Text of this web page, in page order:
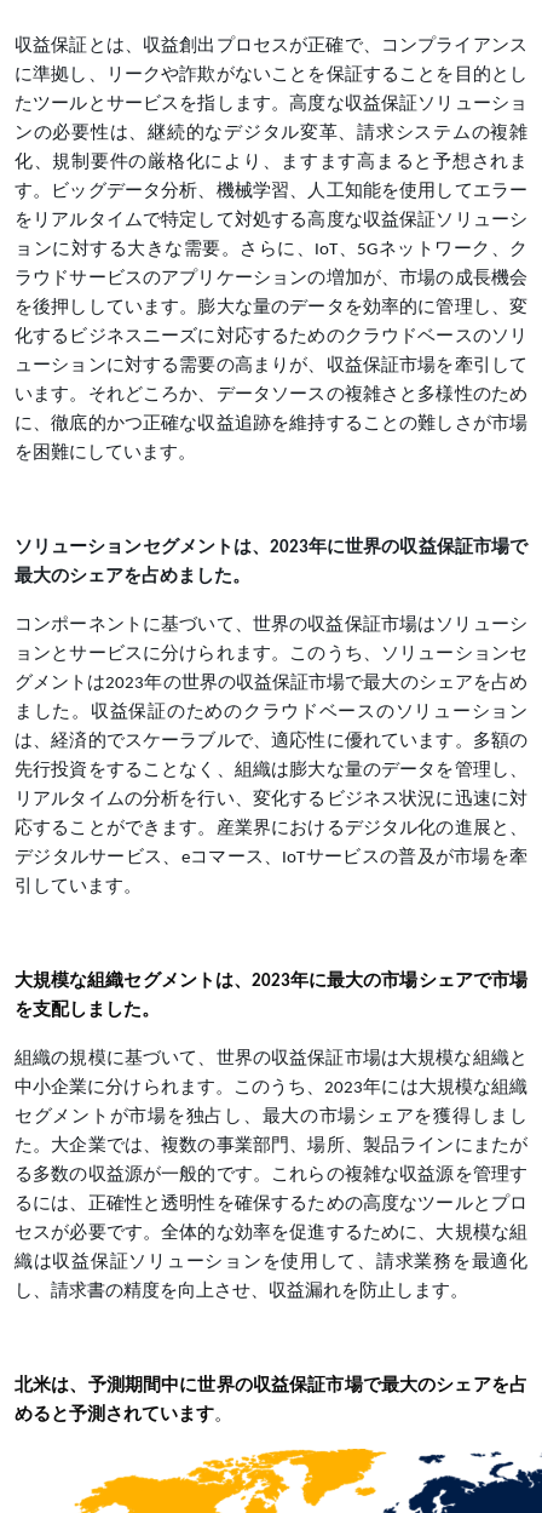
収益保証とは、収益創出プロセスが正確で、コンプライアンス
に準拠し、リークや詐欺がないことを保証することを目的とし
たツールとサービスを指します。高度な収益保証ソリューショ
ンの必要性は、継続的なデジタル変革、請求システムの複雑
化、規制要件の厳格化により、ますます高まると予想されま
す。ビッグデータ分析、機械学習、人工知能を使用してエラー
をリアルタイムで特定して対処する高度な収益保証ソリューシ
ョンに対する大きな需要。さらに、IoT、5Gネットワーク、ク
ラウドサービスのアプリケーションの増加が、市場の成長機会
を後押ししています。膨大な量のデータを効率的に管理し、変
化するビジネスニーズに対応するためのクラウドベースのソリ
ューションに対する需要の高まりが、収益保証市場を牽引して
います。それどころか、データソースの複雑さと多様性のため
に、徹底的かつ正確な収益追跡を維持することの難しさが市場
を困難にしています。
ソリューションセグメントは、2023年に世界の収益保証市場で
最大のシェアを占めました。
コンポーネントに基づいて、世界の収益保証市場はソリューシ
ョンとサービスに分けられます。このうち、ソリューションセ
グメントは2023年の世界の収益保証市場で最大のシェアを占め
ました。収益保証のためのクラウドベースのソリューション
は、経済的でスケーラブルで、適応性に優れています。多額の
先行投資をすることなく、組織は膨大な量のデータを管理し、
リアルタイムの分析を行い、変化するビジネス状況に迅速に対
応することができます。産業界におけるデジタル化の進展と、
デジタルサービス、eコマース、IoTサービスの普及が市場を牽
引しています。
大規模な組織セグメントは、2023年に最大の市場シェアで市場
を支配しました。
組織の規模に基づいて、世界の収益保証市場は大規模な組織と
中小企業に分けられます。このうち、2023年には大規模な組織
セグメントが市場を独占し、最大の市場シェアを獲得しまし
た。大企業では、複数の事業部門、場所、製品ラインにまたが
る多数の収益源が一般的です。これらの複雑な収益源を管理す
るには、正確性と透明性を確保するための高度なツールとプロ
セスが必要です。全体的な効率を促進するために、大規模な組
織は収益保証ソリューションを使用して、請求業務を最適化
し、請求書の精度を向上させ、収益漏れを防止します。
北米は、予測期間中に世界の収益保証市場で最大のシェアを占
めると予測されています。